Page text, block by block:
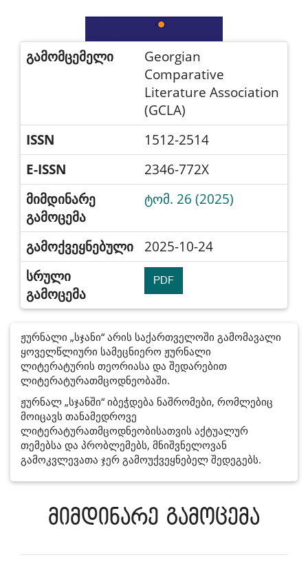
გამომცემელი
Georgian
Comparative
Literature Association
(GCLA)
ISSN
1512-2514
E-ISSN
2346-772X
მიმდინარე
გამოცემა
ტომ. 26 (2025)
გამოქვეყნებული
2025-10-24
სრული
გამოცემა
PDF
ჟურნალი „სჯანი“ არის საქართველოში გამომავალი
ყოველწლიური სამეცნიერო ჟურნალი
ლიტერატურის თეორიასა და შედარებით
ლიტერატურათმცოდნეობაში.
ჟურნალ „სჯანში“ იბეჭდება ნაშრომები, რომლებიც
მოიცავს თანამედროვე
ლიტერატურათმცოდნეობისათვის აქტუალურ
თემებსა და პრობლემებს, მნიშვნელოვან
გამოკვლევათა ჯერ გამოუქვეყნებელ შედეგებს.
მიმდინარე გამოცემა